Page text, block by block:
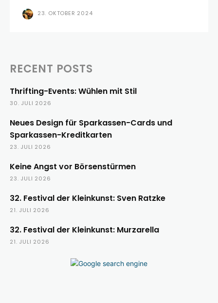
23. OKTOBER 2024
RECENT POSTS
Thrifting-Events: Wühlen mit Stil
30. JULI 2026
Neues Design für Sparkassen-Cards und
Sparkassen-Kreditkarten
23. JULI 2026
Keine Angst vor Börsenstürmen
23. JULI 2026
32. Festival der Kleinkunst: Sven Ratzke
21. JULI 2026
32. Festival der Kleinkunst: Murzarella
21. JULI 2026